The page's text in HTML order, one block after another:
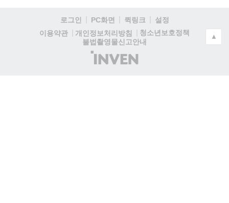
로그인 PC화면 퀵링크
설정
이용약관
개인정보처리방침
청소년보호정책
불법촬영물신고안내
(주)
인
▲